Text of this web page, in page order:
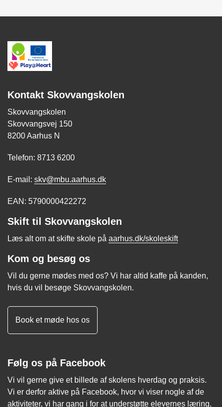
Kontakt Skovvangskolen
Skovvangskolen
Skovvangsvej 150
8200 Aarhus N
Telefon: 8713 6200
E-mail: skv@mbu.aarhus.dk
EAN: 5790000422272
Skift til Skovvangskolen
Læs alt om at skifte skole på aarhus.dk/skoleskift
Kom og besøg os
Vil du gerne mødes med os? Vi har altid kaffe på kanden,
hvis du vil besøge Skovvangskolen.
Book et møde hos os
Følg os på Facebook
Vi vil gerne give et billede af skolens hverdag og praksis.
Vi er derfor aktive på Facebook, hvor vi viser nogle af de
aktiviteter, vi har gang i for at understøtte elevernes læring.